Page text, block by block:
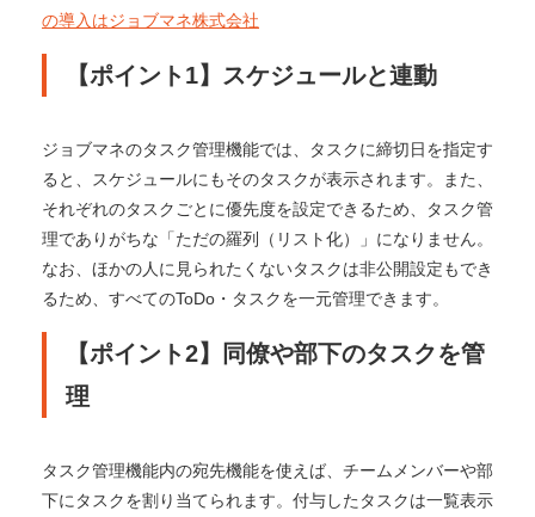
の導入はジョブマネ株式会社
【ポイント1】スケジュールと連動
ジョブマネのタスク管理機能では、タスクに締切日を指定す
ると、スケジュールにもそのタスクが表示されます。また、
それぞれのタスクごとに優先度を設定できるため、タスク管
理でありがちな「ただの羅列（リスト化）」になりません。
なお、ほかの人に見られたくないタスクは非公開設定もでき
るため、すべてのToDo・タスクを一元管理できます。
【ポイント2】同僚や部下のタスクを管
理
タスク管理機能内の宛先機能を使えば、チームメンバーや部
下にタスクを割り当てられます。付与したタスクは一覧表示